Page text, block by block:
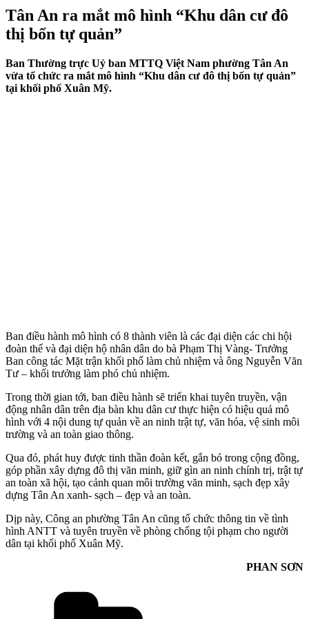
Tân An ra mắt mô hình “Khu dân cư đô
thị bốn tự quản”
Ban Thường trực Uỷ ban MTTQ Việt Nam phường Tân An
vừa tổ chức ra mắt mô hình “Khu dân cư đô thị bốn tự quản”
tại khối phố Xuân Mỹ.
Ban điều hành mô hình có 8 thành viên là các đại diện các chi hội
đoàn thể và đại diện hộ nhân dân do bà Phạm Thị Vàng- Trưởng
Ban công tác Mặt trận khối phố làm chủ nhiệm và ông Nguyễn Văn
Tư – khối trưởng làm phó chủ nhiệm.
Trong thời gian tới, ban điều hành sẽ triển khai tuyên truyền, vận
động nhân dân trên địa bàn khu dân cư thực hiện có hiệu quả mô
hình với 4 nội dung tự quản về an ninh trật tự, văn hóa, vệ sinh môi
trường và an toàn giao thông.
Qua đó, phát huy được tinh thần đoàn kết, gắn bó trong cộng đồng,
góp phần xây dựng đô thị văn minh, giữ gìn an ninh chính trị, trật tự
an toàn xã hội, tạo cảnh quan môi trường văn minh, sạch đẹp xây
dựng Tân An xanh- sạch – đẹp và an toàn.
Dịp này, Công an phường Tân An cũng tổ chức thông tin về tình
hình ANTT và tuyên truyền về phòng chống tội phạm cho người
dân tại khối phố Xuân Mỹ.
PHAN SƠN